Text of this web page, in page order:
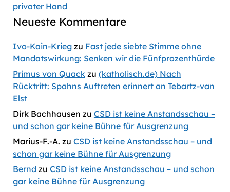
privater Hand
Neueste Kommentare
Ivo-Kain-Kriegzu Fast jede siebte Stimme ohne
Mandatswirkung: Senken wir die Fünfprozenthürde
Primus von Quackzu (katholisch.de) Nach
Rücktritt: Spahns Auftreten erinnert an Tebartz-van
Elst
Dirk Bachhausen zu CSD ist keine Anstandsschau –
und schon gar keine Bühne für Ausgrenzung
Marius-F.-A. zu CSD ist keine Anstandsschau – und
schon gar keine Bühne für Ausgrenzung
Bernd zu CSD ist keine Anstandsschau – und schon
gar keine Bühne für Ausgrenzung